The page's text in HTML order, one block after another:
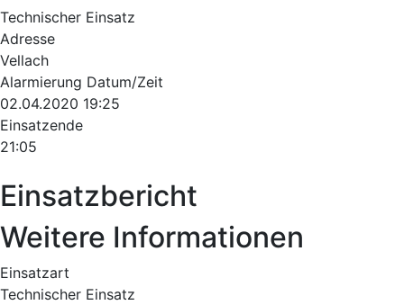
Technischer Einsatz
Adresse
Vellach
Alarmierung Datum/Zeit
02.04.2020 19:25
Einsatzende
21:05
Einsatzbericht
Weitere Informationen
Einsatzart
Technischer Einsatz